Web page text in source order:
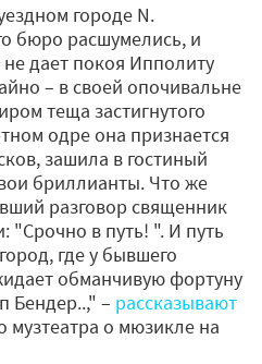
городе N.
бюро расшумелись, и
дает покоя Ипполиту
– в своей опочивальне
теща застигнутого
одре она признается
зашила в гостиный
бриллианты. Что же
разговор священник
"Срочно в путь! ". И путь
где у бывшего
обманчивую фортуну
Бендер..," – рассказывают
музтеатра о мюзикле на